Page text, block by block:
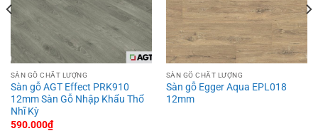
SÀN GỖ CHẤT LƯỢNG
Sàn gỗ AGT Effect PRK910
12mm Sàn Gỗ Nhập Khẩu Thổ
Nhĩ Kỳ
590.000₫
SÀN GỖ CHẤT LƯỢNG
Sàn gỗ Egger Aqua EPL018
12mm